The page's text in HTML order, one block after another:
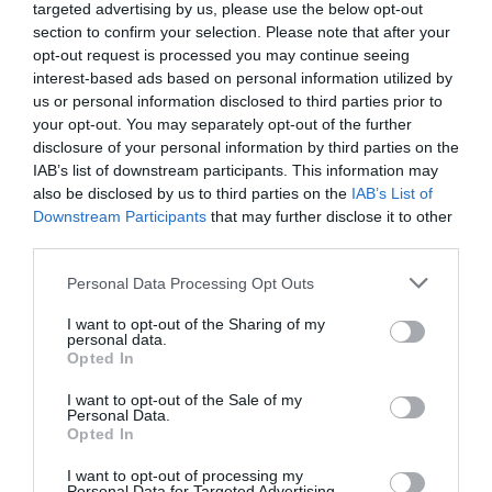
targeted advertising by us, please use the below opt-out
section to confirm your selection. Please note that after your
opt-out request is processed you may continue seeing
interest-based ads based on personal information utilized by
us or personal information disclosed to third parties prior to
your opt-out. You may separately opt-out of the further
disclosure of your personal information by third parties on the
IAB’s list of downstream participants. This information may
also be disclosed by us to third parties on the IAB’s List of
Downstream Participants that may further disclose it to other
Personal Data Processing Opt Outs
I want to opt-out of the Sharing of my
personal data.
Opted In
I want to opt-out of the Sale of my
Personal Data.
Opted In
I want to opt-out of processing my
Σκηνοθεσία: Μιχαήλ Μαρμαρινός
Δραματουργική επεξεργασία:Ελένη Μολέσκη-
Μιχαήλ Μαρμαρινός
Σκηνογραφία:Γιώργος Σαπουντζής
Σχεδιασμός κοστουμιών:Ελευθερία Αράπογλου
Μουσική σύνθεση:Άντης Σκορδής
Χορογραφία:Gloria Dorliguzzo
Α΄ βοηθός σκηνοθέτη:Ελένη Μολέσκη
Β΄ βοηθός σκηνοθέτη:Αλεξία Παραμύθα
Βοηθός σκηνογράφου:
Βοηθός ενδυματολόγου:Ερνέστα
Χατζηλεμονίδου
Βοηθός χορογράφου:
Βοηθοί φωτισμού:Νάσια Λάζου, Σωτήρης